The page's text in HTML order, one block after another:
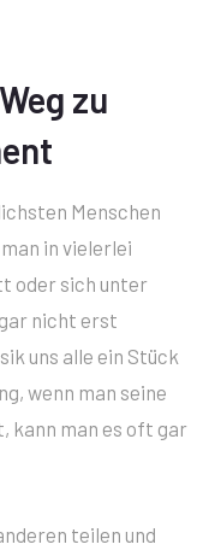
zu
Menschen
in vielerlei
oder sich unter
nicht erst
uns alle ein Stück
wenn man seine
kann man es oft gar
teilen und